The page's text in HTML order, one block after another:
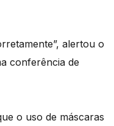
alertou o
conferência de
o uso de máscaras